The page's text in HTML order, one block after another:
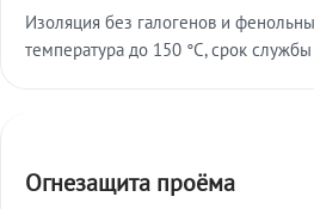
Изоляция без галогенов и
температура до 150 °C, срок
Огнезащита проёма